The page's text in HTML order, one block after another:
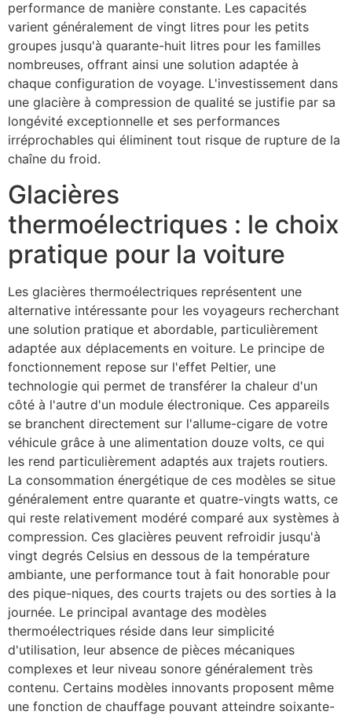
performance de manière constante. Les capacités
varient généralement de vingt litres pour les petits
groupes jusqu'à quarante-huit litres pour les familles
nombreuses, offrant ainsi une solution adaptée à
chaque configuration de voyage. L'investissement dans
une glacière à compression de qualité se justifie par sa
longévité exceptionnelle et ses performances
irréprochables qui éliminent tout risque de rupture de la
chaîne du froid.
Glacières
thermoélectriques : le choix
pratique pour la voiture
Les glacières thermoélectriques représentent une
alternative intéressante pour les voyageurs recherchant
une solution pratique et abordable, particulièrement
adaptée aux déplacements en voiture. Le principe de
fonctionnement repose sur l'effet Peltier, une
technologie qui permet de transférer la chaleur d'un
côté à l'autre d'un module électronique. Ces appareils
se branchent directement sur l'allume-cigare de votre
véhicule grâce à une alimentation douze volts, ce qui
les rend particulièrement adaptés aux trajets routiers.
La consommation énergétique de ces modèles se situe
généralement entre quarante et quatre-vingts watts, ce
qui reste relativement modéré comparé aux systèmes à
compression. Ces glacières peuvent refroidir jusqu'à
vingt degrés Celsius en dessous de la température
ambiante, une performance tout à fait honorable pour
des pique-niques, des courts trajets ou des sorties à la
journée. Le principal avantage des modèles
thermoélectriques réside dans leur simplicité
d'utilisation, leur absence de pièces mécaniques
complexes et leur niveau sonore généralement très
contenu. Certains modèles innovants proposent même
une fonction de chauffage pouvant atteindre soixante-